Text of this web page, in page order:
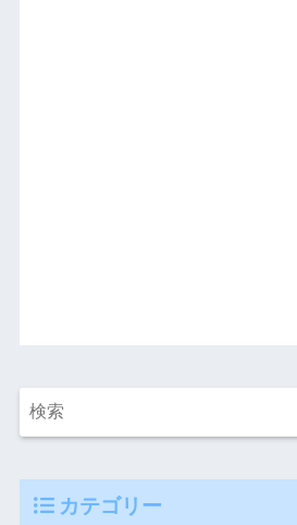
カテゴリー